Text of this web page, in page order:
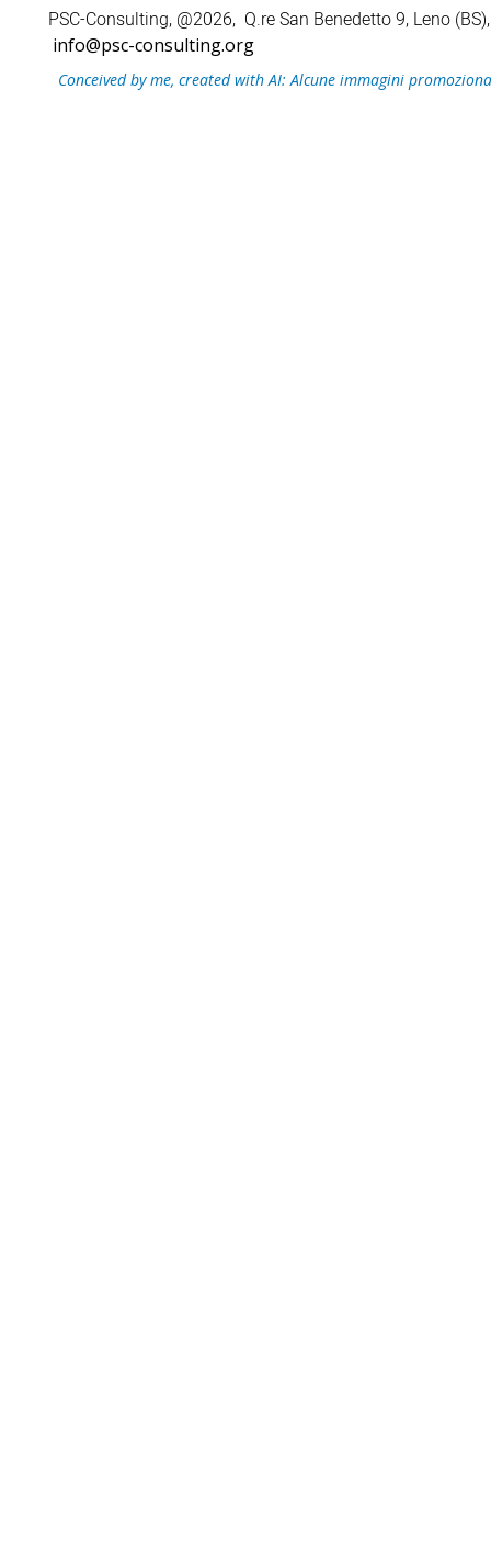
PSC-Consulting, @2026, Q.re San Benedetto 9, Leno
info@psc-consulting.org
Conceived by me, created with AI: Alcune immagini